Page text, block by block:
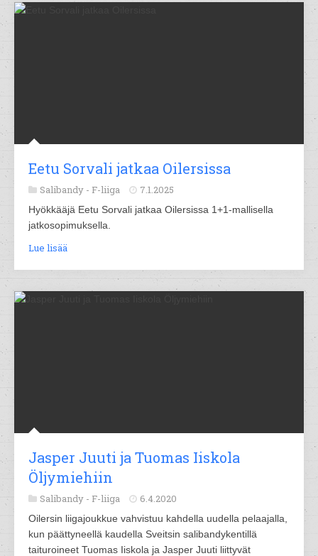
Eetu Sorvali jatkaa Oilersissa
Salibandy - F-liiga 7.1.2025
Hyökkääjä Eetu Sorvali jatkaa Oilersissa 1+1-mallisella
jatkosopimuksella.
Lue lisää
Jasper Juuti ja Tuomas Iiskola
Öljymiehiin
Salibandy - F-liiga 6.4.2020
Oilersin liigajoukkue vahvistuu kahdella uudella pelaajalla,
kun päättyneellä kaudella Sveitsin salibandykentillä
taituroineet Tuomas Iiskola ja Jasper Juuti liittyvät